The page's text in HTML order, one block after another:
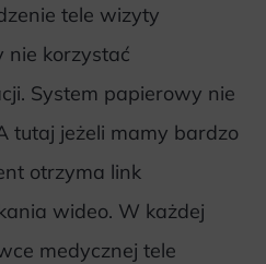
tele wizyty
nie korzystać
System papierowy nie
tutaj jeżeli mamy bardzo
otrzyma link
wideo. W każdej
medycznej tele